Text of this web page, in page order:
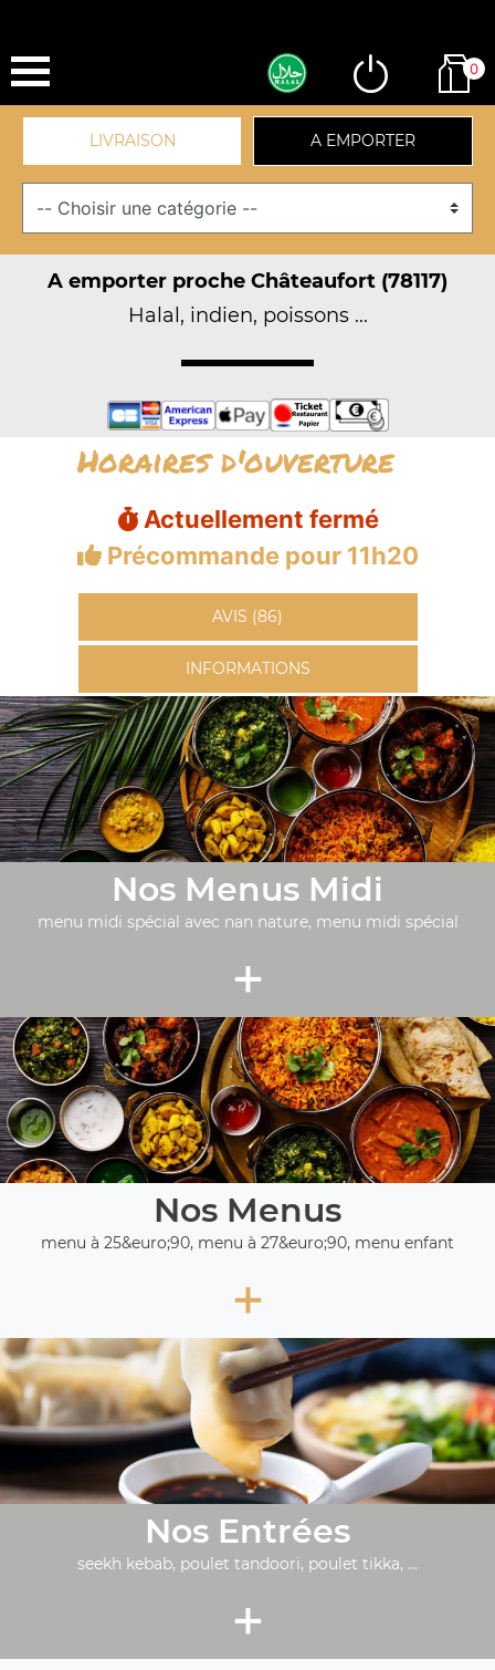
0
LIVRAISON A EMPORTER
A emporter proche Châteaufort (78117)
Halal, indien, poissons ...
Horaires d'ouverture
Actuellement fermé
Précommande pour 11h20
AVIS (86)
INFORMATIONS
Nos Menus Midi
menu midi spécial avec nan nature, menu midi spécial
+
Nos Menus
menu à 25&euro;90, menu à 27&euro;90, menu enfant
+
Nos Entrées
seekh kebab, poulet tandoori, poulet tikka, ...
+